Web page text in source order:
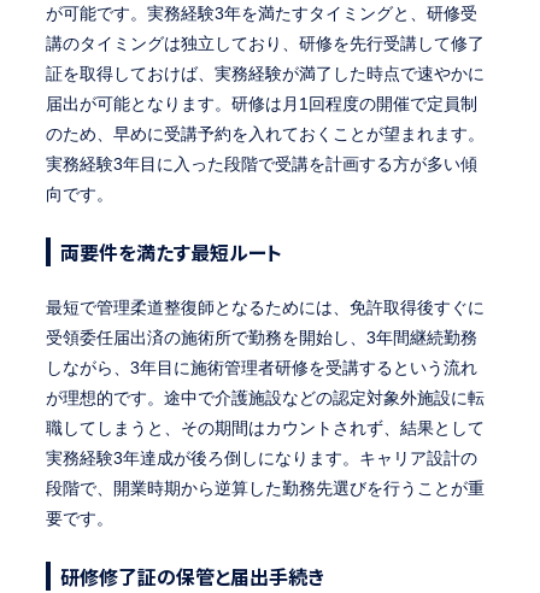
が可能です。実務経験3年を満たすタイミングと、研修受
講のタイミングは独立しており、研修を先行受講して修了
証を取得しておけば、実務経験が満了した時点で速やかに
届出が可能となります。研修は月1回程度の開催で定員制
のため、早めに受講予約を入れておくことが望まれます。
実務経験3年目に入った段階で受講を計画する方が多い傾
向です。
両要件を満たす最短ルート
最短で管理柔道整復師となるためには、免許取得後すぐに
受領委任届出済の施術所で勤務を開始し、3年間継続勤務
しながら、3年目に施術管理者研修を受講するという流れ
が理想的です。途中で介護施設などの認定対象外施設に転
職してしまうと、その期間はカウントされず、結果として
実務経験3年達成が後ろ倒しになります。キャリア設計の
段階で、開業時期から逆算した勤務先選びを行うことが重
要です。
研修修了証の保管と届出手続き